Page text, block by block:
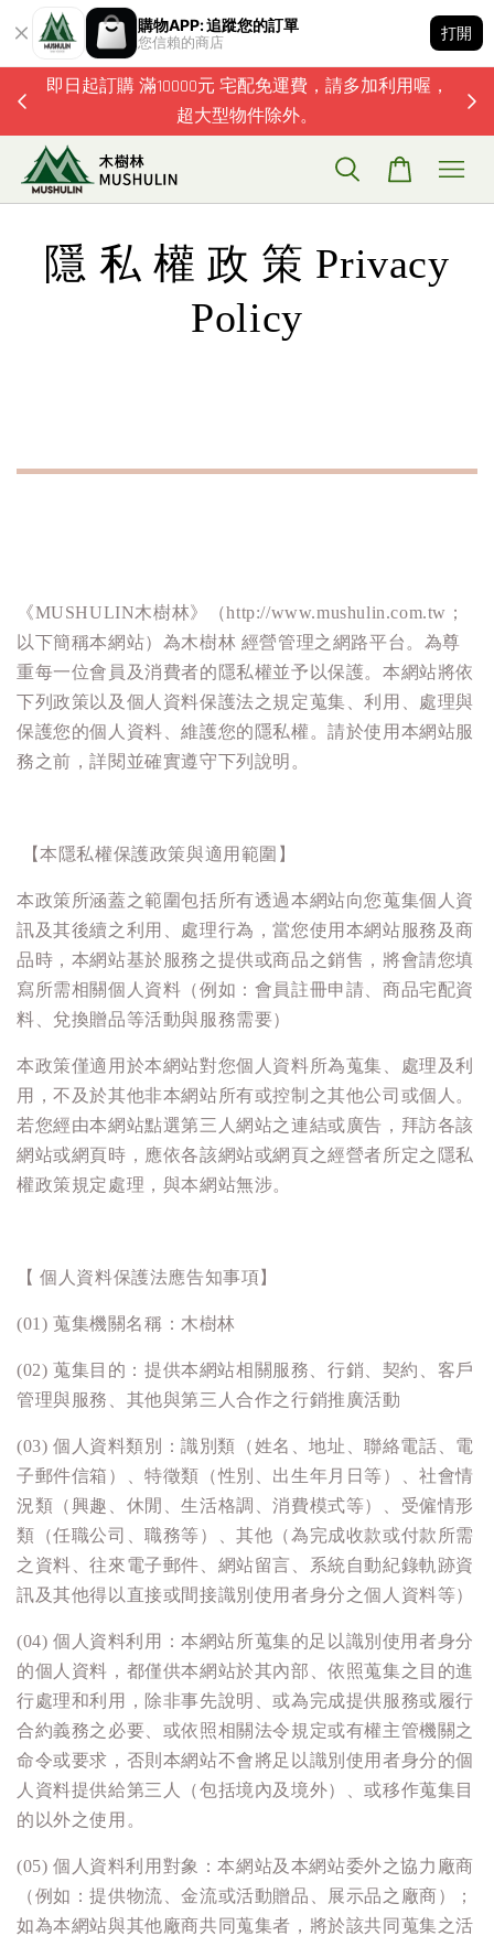
購物APP: 追蹤您的訂單
您信賴的商店
打開
即日起訂購 滿10000元 宅配免運費，請多加利用喔，
超大型物件除外。
隱 私 權 政 策 Privacy
Policy
《MUSHULIN木樹林》（http://www.mushulin.com.tw；
以下簡稱本網站）為木樹林 經營管理之網路平台。為尊
重每一位會員及消費者的隱私權並予以保護。本網站將依
下列政策以及個人資料保護法之規定蒐集、利用、處理與
保護您的個人資料、維護您的隱私權。請於使用本網站服
務之前，詳閱並確實遵守下列說明。
【本隱私權保護政策與適用範圍】
本政策所涵蓋之範圍包括所有透過本網站向您蒐集個人資
訊及其後續之利用、處理行為，當您使用本網站服務及商
品時，本網站基於服務之提供或商品之銷售，將會請您填
寫所需相關個人資料（例如：會員註冊申請、商品宅配資
料、兌換贈品等活動與服務需要）
本政策僅適用於本網站對您個人資料所為蒐集、處理及利
用，不及於其他非本網站所有或控制之其他公司或個人。
若您經由本網站點選第三人網站之連結或廣告，拜訪各該
網站或網頁時，應依各該網站或網頁之經營者所定之隱私
權政策規定處理，與本網站無涉。
【 個人資料保護法應告知事項】
(01) 蒐集機關名稱： 木樹林
(02) 蒐集目的：提供本網站相關服務、行銷、契約、客戶
管理與服務、其他與第三人合作之行銷推廣活動
(03) 個人資料類別：識別類（姓名、地址、聯絡電話、電
子郵件信箱）、特徵類（性別、出生年月日等）、社會情
況類（興趣、休閒、生活格調、消費模式等）、受僱情形
類（任職公司、職務等）、其他（為完成收款或付款所需
之資料、往來電子郵件、網站留言、系統自動紀錄軌跡資
訊及其他得以直接或間接識別使用者身分之個人資料等）
(04) 個人資料利用：本網站所蒐集的足以識別使用者身分
的個人資料，都僅供本網站於其內部、依照蒐集之目的進
行處理和利用，除非事先說明、或為完成提供服務或履行
合約義務之必要、或依照相關法令規定或有權主管機關之
命令或要求，否則本網站不會將足以識別使用者身分的個
人資料提供給第三人（包括境內及境外）、或移作蒐集目
的以外之使用。
(05) 個人資料利用對象：本網站及本網站委外之協力廠商
（例如：提供物流、金流或活動贈品、展示品之廠商）；
如為本網站與其他廠商共同蒐集者，將於該共同蒐集之活